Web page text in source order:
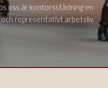
oss är kontorsstädning en
representativt arbetsliv.